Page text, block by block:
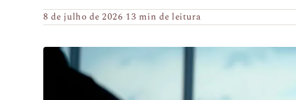
8 de julho de 2026·13 min de leitura